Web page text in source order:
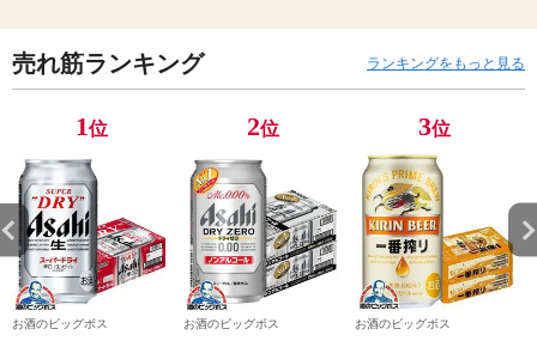
売れ筋ランキング ランキングをもっと見る
1位
お酒のビッグボス
2位
お酒のビッグボス
3位
お酒のビッグボス